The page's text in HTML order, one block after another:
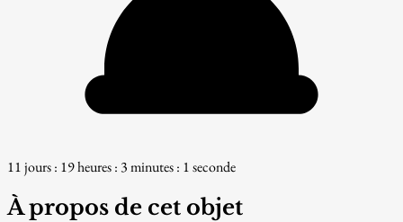
11 jours : 19 heures : 3 minutes : 0 seconde
À propos de cet objet